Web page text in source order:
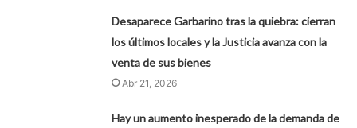
Desaparece Garbarino tras la quiebra: cierran
los últimos locales y la Justicia avanza con la
venta de sus bienes
Abr 21, 2026
Hay un aumento inesperado de la demanda de